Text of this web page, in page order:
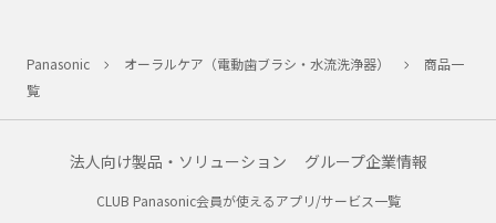
Panasonic オーラルケア（電動歯ブラシ・水流洗浄器）
商品一
覧
法人向け製品・ソリューション グループ企業情報
CLUB Panasonic会員が使えるアプリ/サービス一覧